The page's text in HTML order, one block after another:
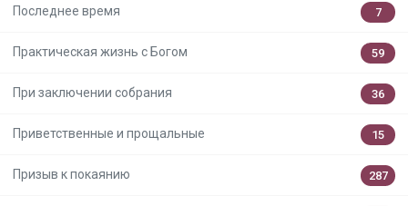
Последнее время 7
Практическая жизнь с Богом 59
При заключении собрания 36
Приветственные и прощальные 15
Призыв к покаянию 287